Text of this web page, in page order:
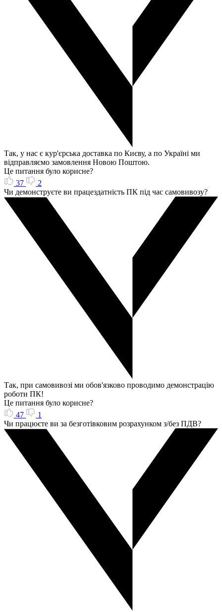
Так, у нас є кур'єрська доставка по Києву, а по Україні ми
відправляємо замовлення Новою Поштою.
Це питання було корисне?
37
2
Чи демонструєте ви працездатність ПК під час самовивозу?
Так, при самовивозі ми обов'язково проводимо демонстрацію
роботи ПК!
Це питання було корисне?
47
1
Чи працюєте ви за безготівковим розрахунком з/без ПДВ?